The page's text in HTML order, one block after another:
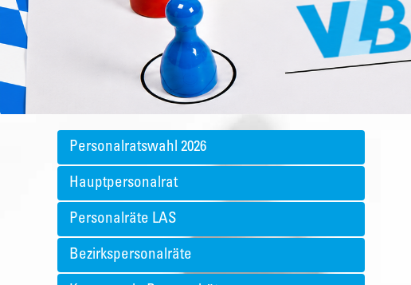
Personalratswahl 2026
Hauptpersonalrat
Personalräte LAS
Bezirkspersonalräte